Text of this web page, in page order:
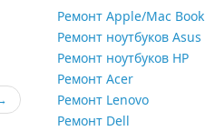
Ремонт Apple/Mac Book
Ремонт ноутбуков Asus
Ремонт ноутбуков HP
Ремонт Acer
Ремонт Lenovo
Ремонт Dell